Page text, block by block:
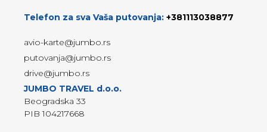
Telefon za sva Vaša putovanja: +381113038877
avio-karte@jumbo.rs
putovanja@jumbo.rs
drive@jumbo.rs
JUMBO TRAVEL d.o.o.
Beogradska 33
PIB 104217668